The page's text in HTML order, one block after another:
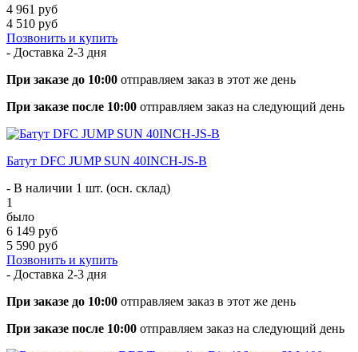
4 961 руб
4 510 руб
Позвонить и купить
- Доставка 2-3 дня
При заказе до 10:00 отправляем заказ в этот же день
При заказе после 10:00 отправляем заказ на следующий день
Батут DFC JUMP SUN 40INCH-JS-B
- В наличии 1 шт. (осн. склад)
1
было
6 149 руб
5 590 руб
Позвонить и купить
- Доставка 2-3 дня
При заказе до 10:00 отправляем заказ в этот же день
При заказе после 10:00 отправляем заказ на следующий день